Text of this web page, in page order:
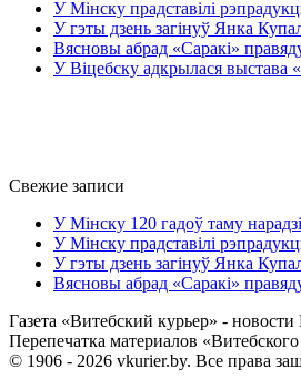
У Мінску прадставілі
У гэты дзень загінуў Янка
Вясновы абрад «Саракі»
У Віцебску адкрылася выстава
Свежие записи
У Мінску 120 гадоў таму
У Мінску прадставілі
У гэты дзень загінуў Янка
Вясновы абрад «Саракі»
Газета «Витебский курьер» -
Перепечатка материалов
© 1906 - 2026 vkurier.by. Все права